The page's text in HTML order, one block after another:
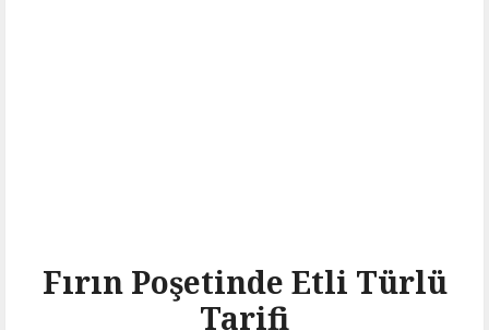
Fırın Poşetinde Etli Türlü
Tarifi